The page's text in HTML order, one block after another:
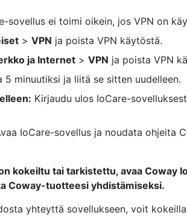
sovellus ei toimi oikein, jos VPN on
> VPN ja poista VPN käytöstä.
ja Internet > VPN ja poista VPN
5 minuutiksi ja liitä se sitten uudelleen.
Kirjaudu ulos IoCare-
IoCare-sovellus ja noudata ohjeita
kokeiltu tai tarkistettu, avaa Coway
Coway-tuotteesi yhdistämiseksi.
yhteyttä sovellukseen, voit